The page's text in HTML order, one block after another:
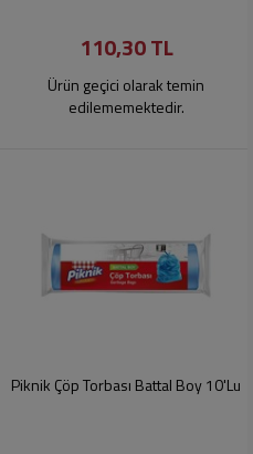
110,30 TL
Ürün geçici olarak temin
edilememektedir.
Piknik Çöp Torbası Battal Boy 10'Lu